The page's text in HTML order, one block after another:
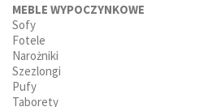
MEBLE WYPOCZYNKOWE
Sofy
Fotele
Narożniki
Szezlongi
Pufy
Taborety